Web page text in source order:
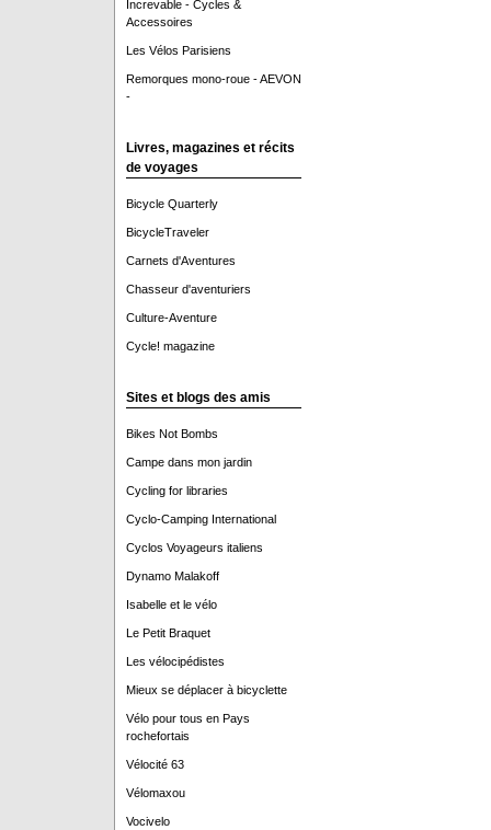
Increvable - Cycles &
Accessoires
Les Vélos Parisiens
Remorques mono-roue - AEVON
-
Livres, magazines et récits
de voyages
Bicycle Quarterly
BicycleTraveler
Carnets d'Aventures
Chasseur d'aventuriers
Culture-Aventure
Cycle! magazine
Sites et blogs des amis
Bikes Not Bombs
Campe dans mon jardin
Cycling for libraries
Cyclo-Camping International
Cyclos Voyageurs italiens
Dynamo Malakoff
Isabelle et le vélo
Le Petit Braquet
Les vélocipédistes
Mieux se déplacer à bicyclette
Vélo pour tous en Pays
rochefortais
Vélocité 63
Vélomaxou
Vocivelo